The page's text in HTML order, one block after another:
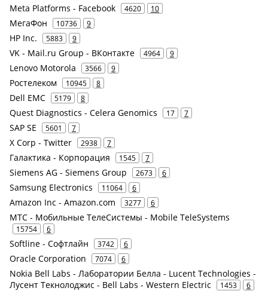
Meta Platforms - Facebook 4620 10
МегаФон 10736 9
HP Inc. 5883 9
VK - Mail.ru Group - ВКонтакте 4964 9
Lenovo Motorola 3566 9
Ростелеком 10945 8
Dell EMC 5179 8
Quest Diagnostics - Celera Genomics 17 7
SAP SE 5601 7
X Corp - Twitter 2938 7
Галактика - Корпорация 1545 7
Siemens AG - Siemens Group 2673 6
Samsung Electronics 11064 6
Amazon Inc - Amazon.com 3277 6
МТС - Мобильные ТелеСистемы - Mobile TeleSystems
15754 6
Softline - Софтлайн 3742 6
Oracle Corporation 7074 6
Nokia Bell Labs - Лаборатории Белла - Lucent Technologies -
Лусент Текнолоджис - Bell Labs - Western Electric
1453 6